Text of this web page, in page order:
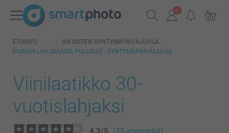
ETUSIVU
AIKUISTEN SYNTYMÄPÄIVÄJUHLA
PUINEN LAHJARASIA PULLOLLE - SYNTYMÄPÄIVÄLAHJA
Viinilaatikko 30-
vuotislahjaksi
4.3/5 (13 arvostelut)